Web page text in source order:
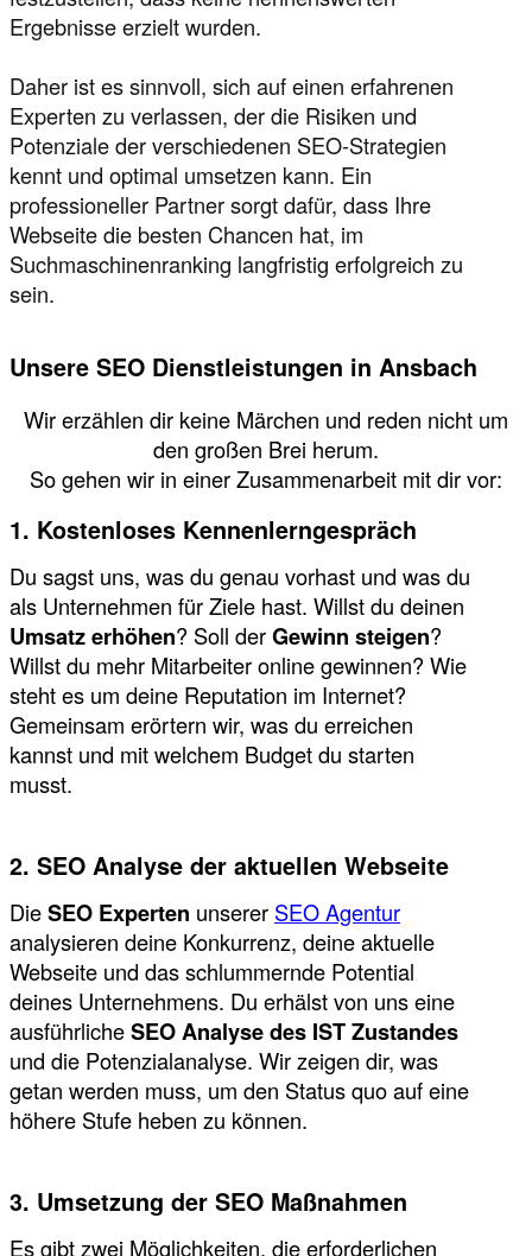
Ergebnisse erzielt wurden.
Daher ist es sinnvoll, sich auf einen erfahrenen
Experten zu verlassen, der die Risiken und
Potenziale der verschiedenen SEO-Strategien
kennt und optimal umsetzen kann. Ein
professioneller Partner sorgt dafür, dass Ihre
Webseite die besten Chancen hat, im
Suchmaschinenranking langfristig erfolgreich zu
sein.
Unsere SEO Dienstleistungen in Ansbach
Wir erzählen dir keine Märchen und reden nicht um
den großen Brei herum.
So gehen wir in einer Zusammenarbeit mit dir vor:
1. Kostenloses Kennenlerngespräch
Du sagst uns, was du genau vorhast und was du
als Unternehmen für Ziele hast. Willst du deinen
Umsatz erhöhen? Soll derGewinn steigen?
Willst du mehr Mitarbeiter online gewinnen? Wie
steht es um deine Reputation im Internet?
Gemeinsam erörtern wir, was du erreichen
kannst und mit welchem Budget du starten
musst.
2. SEO Analyse der aktuellen Webseite
DieSEO Experten unserer SEO Agentur
analysieren deine Konkurrenz, deine aktuelle
Webseite und das schlummernde Potential
deines Unternehmens. Du erhälst von uns eine
ausführlicheSEO Analyse des IST Zustandes
und die Potenzialanalyse. Wir zeigen dir, was
getan werden muss, um den Status quo auf eine
höhere Stufe heben zu können.
3. Umsetzung der SEO Maßnahmen
Es gibt zwei Möglichkeiten, die erforderlichen